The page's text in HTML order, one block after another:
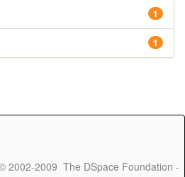
1
1
2002-2009 The DSpace Foundation -